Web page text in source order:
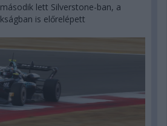
lett Silverstone-ban, a
is előrelépett